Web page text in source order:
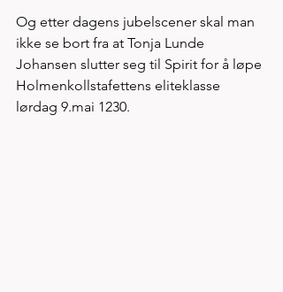
Og etter dagens jubelscener skal man
ikke se bort fra at Tonja Lunde
Johansen slutter seg til Spirit for å løpe
Holmenkollstafettens eliteklasse
lørdag 9.mai 1230.